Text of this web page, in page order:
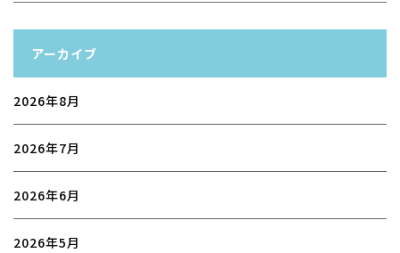
アーカイブ
2026年8月
2026年7月
2026年6月
2026年5月